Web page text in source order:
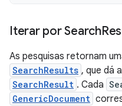
Iterar por Search
As pesquisas retornam
SearchResults , que dá
SearchResult . Cada
GenericDocument